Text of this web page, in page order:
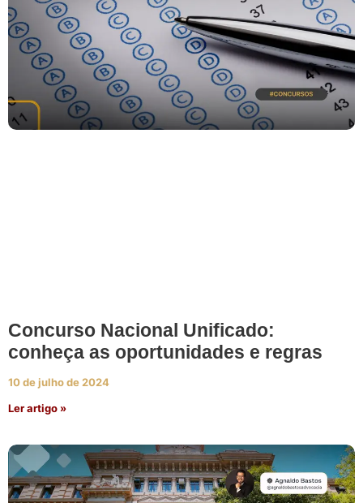
Concurso Nacional Unificado:
conheça as oportunidades e regras
10 de julho de 2024
Ler artigo »